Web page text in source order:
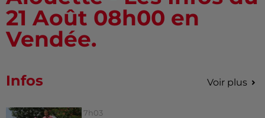
21 Août 08h00 en
Vendée.
Infos Voir plus
7h03